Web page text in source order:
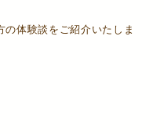
体験談をご紹介いたしま